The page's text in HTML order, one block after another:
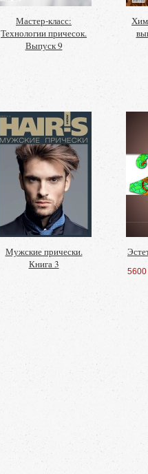
Мастер-класс:
Технологии причесок.
Выпуск 9
Мужские прически.
Книга 3
5600